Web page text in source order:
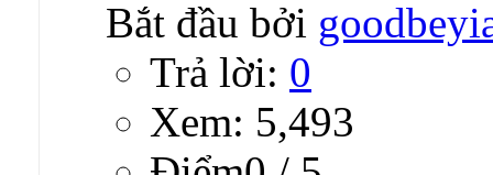
Bắt đầu bởi
Trả lời: 0
Xem: 5,493